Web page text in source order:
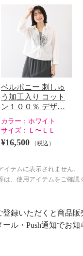
ベルポニー 刺しゅ
う加工入り コット
ン１００％ デザ…
カラー： ホワイト
サイズ：
Ｌ〜ＬＬ
¥16,500 （税込）
テムに表示されません。
、使用アイテムをご確認
登録いただくと商品販
ール・Push通知でお